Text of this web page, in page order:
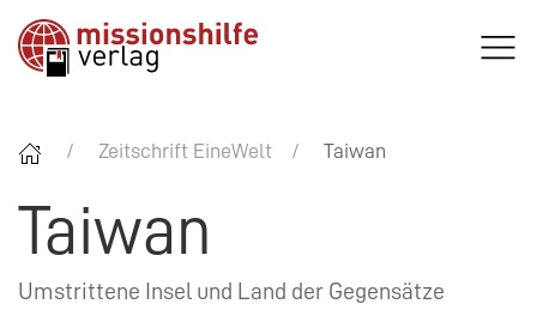
Zeitschrift EineWelt Taiwan
Taiwan
Umstrittene Insel und Land der Gegensätze